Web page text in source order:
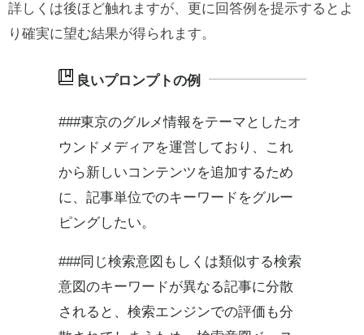
詳しくは後ほど触れますが、更に回答例を提示するとよ
り確実に望む結果が得られます。
###東京のグルメ情報をテーマとしたオ
ウンドメディアを運営しており、これ
から新しいコンテンツを追加するため
に、記事単位でのキーワードをグルー
ピングしたい。
###同じ検索意図もしくは類似する検索
意図のキーワードが異なる記事に分散
されると、検索エンジンでの評価も分